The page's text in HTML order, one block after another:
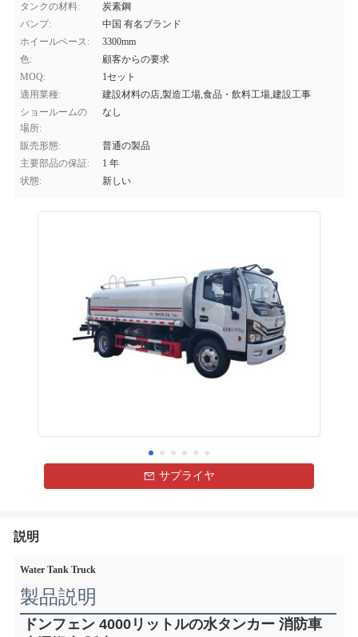
タンクの材料:
炭素鋼
パンプ:
中国 有名ブランド
ホイールベース:
3300mm
色:
顧客からの要求
MOQ:
1セット
適用業種:
建設材料の店,製造工場,食品・飲料工場,建設工事
ショールームの
場所:
なし
販売形態:
普通の製品
主要部品の保証:
1 年
状態:
新しい
サプライヤ
説明
Water Tank Truck
製品説明
ドンフェン 4000リットルの水タンカー 消防車